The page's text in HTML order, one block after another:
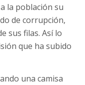
la población su
de corrupción,
sus filas. Así lo
que ha subido
una camisa